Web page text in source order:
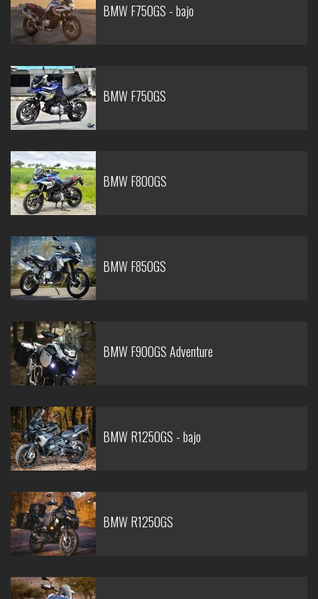
BMW F750GS - bajo
BMW F750GS
BMW F800GS
BMW F850GS
BMW F900GS Adventure
BMW R1250GS - bajo
BMW R1250GS